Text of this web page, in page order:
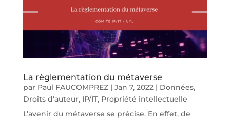
La règlementation du métaverse
par Paul FAUCOMPREZ| Jan 7, 2022| Données,
Droits d'auteur, IP/IT, Propriété intellectuelle
L’avenir du métaverse se précise. En effet, de